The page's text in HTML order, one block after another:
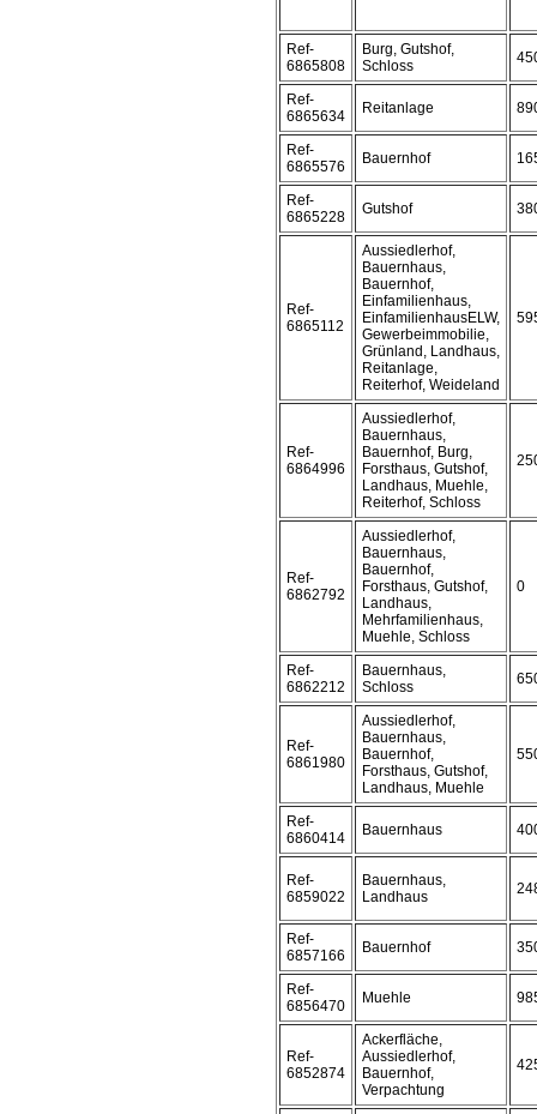
Ref-
6865808
Burg, Gutshof,
Schloss
Ref-
6865634
Reitanlage
Ref-
6865576
Bauernhof
Ref-
6865228
Gutshof
Ref-
6865112
Aussiedlerhof,
Bauernhaus,
Bauernhof,
Einfamilienhaus,
EinfamilienhausELW,
Gewerbeimmobilie,
Grünland, Landhaus,
Reitanlage,
Reiterhof, Weideland
Ref-
6864996
Aussiedlerhof,
Bauernhaus,
Bauernhof, Burg,
Forsthaus, Gutshof,
Landhaus, Muehle,
Reiterhof, Schloss
Ref-
6862792
Aussiedlerhof,
Bauernhaus,
Bauernhof,
Forsthaus, Gutshof,
Landhaus,
Mehrfamilienhaus,
Muehle, Schloss
0
Ref-
6862212
Bauernhaus,
Schloss
Ref-
6861980
Aussiedlerhof,
Bauernhaus,
Bauernhof,
Forsthaus, Gutshof,
Landhaus, Muehle
Ref-
6860414
Bauernhaus
Ref-
6859022
Bauernhaus,
Landhaus
Ref-
6857166
Bauernhof
Ref-
6856470
Muehle
Ref-
6852874
Ackerfläche,
Aussiedlerhof,
Bauernhof,
Verpachtung